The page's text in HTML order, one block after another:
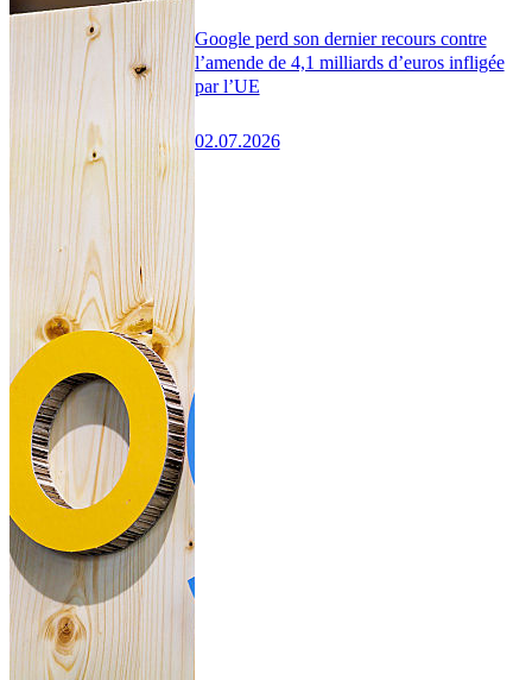
Google perd son dernier recours contre
l’amende de 4,1 milliards d’euros infligée
par l’UE
02.07.2026